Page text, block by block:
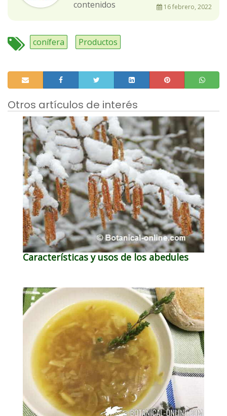
contenidos
16 febrero, 2022
conífera Productos
Otros artículos de interés
Características y usos de los abedules